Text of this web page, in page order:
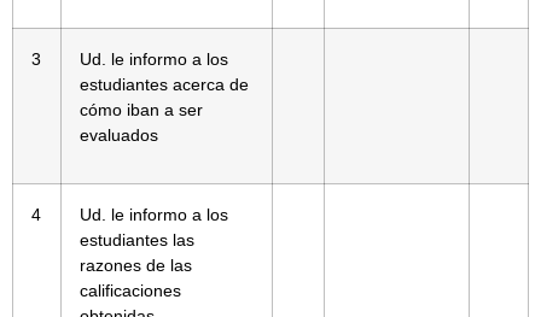
3
Ud. le informo a los
estudiantes acerca de
cómo iban a ser
evaluados
4
Ud. le informo a los
estudiantes las
razones de las
calificaciones